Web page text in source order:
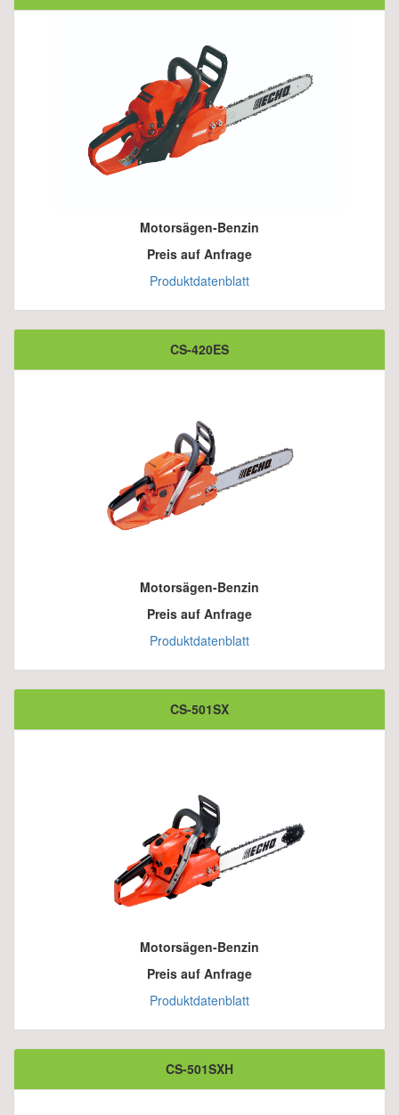
Motorsägen-Benzin
Preis auf Anfrage
Produktdatenblatt
CS-420ES
Motorsägen-Benzin
Preis auf Anfrage
Produktdatenblatt
CS-501SX
Motorsägen-Benzin
Preis auf Anfrage
Produktdatenblatt
CS-501SXH